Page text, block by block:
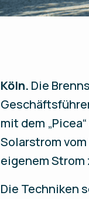
Köln. Die
mit dem
Solarstrom
eigenem Strom
Die Techniken